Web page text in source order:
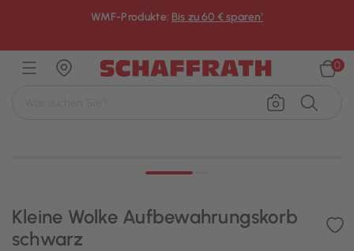
WMF-Produkte: Bis zu 60 € sparen¹
0
Kleine Wolke Aufbewahrungskorb
schwarz